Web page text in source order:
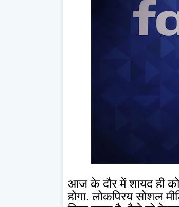
आज के दौर में शायद ही
होगा. लोकप्रिय सोशल